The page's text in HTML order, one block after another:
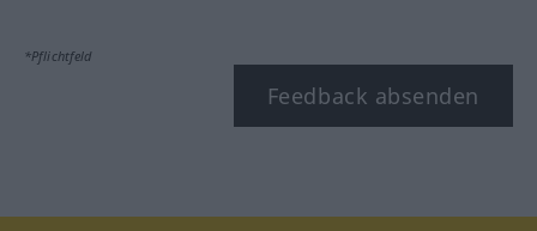
*Pflichtfeld
Feedback absenden